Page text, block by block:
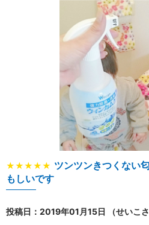
★★★★★ ツンツンきつくない
もしいです
投稿日：2019年01月15日 （せいこ